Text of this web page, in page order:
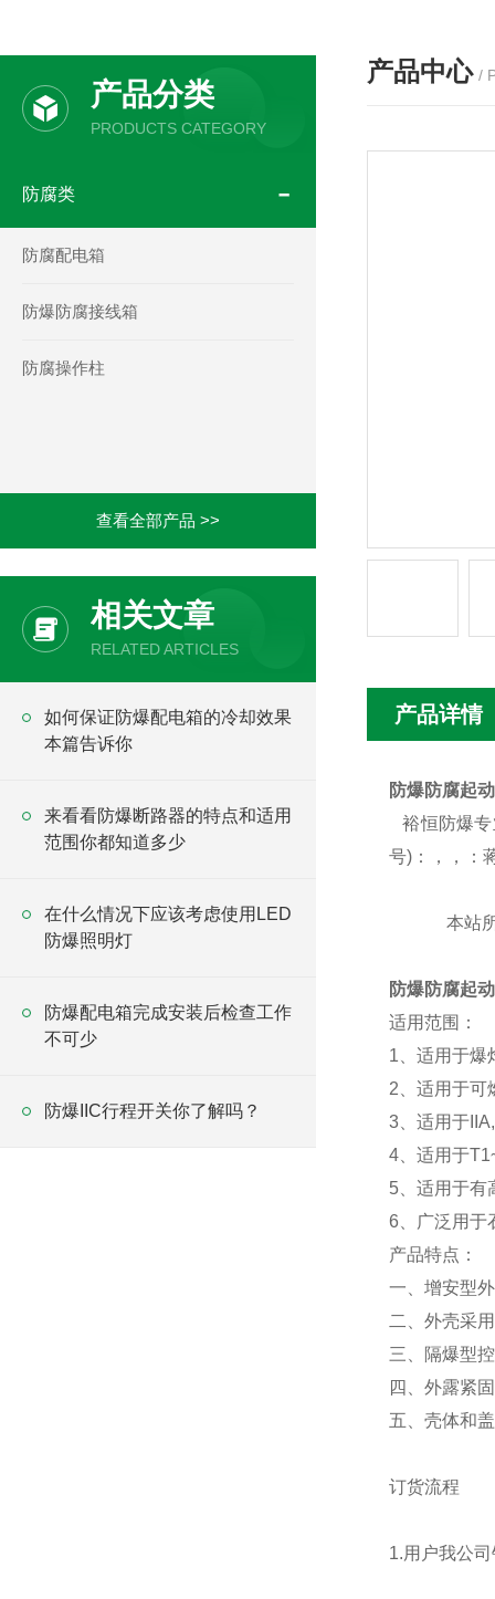
产品分类
PRODUCTS CATEGORY
防腐类
防腐配电箱
防爆防腐接线箱
防腐操作柱
查看全部产品 >>
相关文章
RELATED ARTICLES
如何保证防爆配电箱的冷却效果
本篇告诉你
来看看防爆断路器的特点和适用
范围你都知道多少
在什么情况下应该考虑使用LED
防爆照明灯
防爆配电箱完成安装后检查工作
不可少
防爆IIC行程开关你了解吗？
产品中心 /
产品详情
防爆防腐起
裕恒防爆专
号)：，，：
本站
防爆防腐起
适用范围：
1、适用于爆
2、适用于可
3、适用于
4、适用于
5、适用于有
6、广泛用于
产品特点：
一、增安型
二、外壳采
三、隔爆型
四、外露紧
五、壳体和
订货流程
1.用户我公